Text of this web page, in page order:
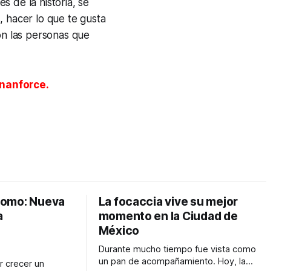
de la historia, se
hacer lo que te gusta
las personas que
Nueva
crecer un
La focaccia vive su mejor
momento en la Ciudad de
México
Durante mucho tiempo fue vista como
un pan de acompañamiento. Hoy, la